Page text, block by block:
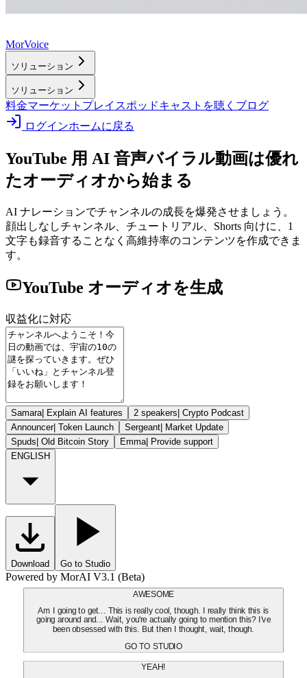
MorVoice
ソリューション
ソリューション
料金マーケットプレイスポッドキャストを聴く ブログ
ログインホームに戻る
YouTube 用 AI 音声バイラル動画は優れ
たオーディオから始まる
AI ナレーションでチャンネルの成長を爆発させましょう。
顔出しなしチャンネル、チュートリアル、Shorts 向けに、1
文字も録音することなく高維持率のコンテンツを作成できま
す。
YouTube オーディオを生成
収益化に対応
Samara| Explain AI features 2 speakers| Crypto Podcast
Announcer| Token Launch Sergeant| Market Update
Spuds| Old Bitcoin Story Emma| Provide support
ENGLISH
Download Go to Studio
Powered by MorAI V3.1 (Beta)
AWESOME
Am I going to get... This is really cool, though. I really think this is
going around and... Wait, you're actually going to mention this? I've
been obsessed with this. But then I thought, wait, though.
GO TO STUDIO
YEAH!